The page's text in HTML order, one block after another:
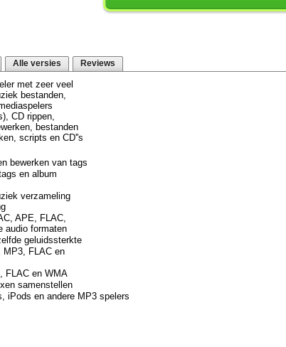
Alle versies Reviews
met zeer veel
bestanden,
CD rippen,
bestanden
scripts en CD''s
bewerken van tags
en album
verzameling
APE, FLAC,
audio formaten
geluidssterkte
MP3, FLAC en
FLAC en WMA
samenstellen
iPods en andere MP3 spelers